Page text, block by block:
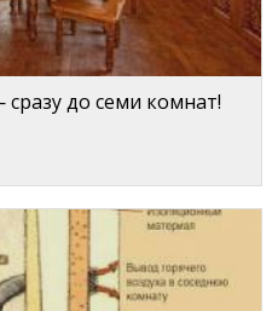
до семи комнат!